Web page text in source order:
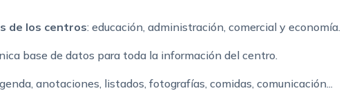
de los centros: educación, administración, comercial y economía.
base de datos para toda la información del centro.
anotaciones, listados, fotografías, comidas, comunicación...